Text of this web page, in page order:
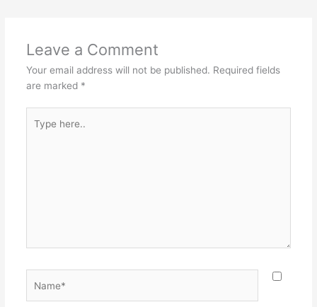
Leave a Comment
Your email address will not be published. Required fields
are marked *
here..